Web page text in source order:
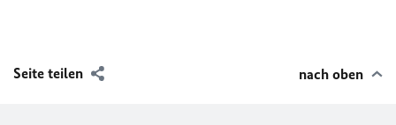
Seite teilen nach oben